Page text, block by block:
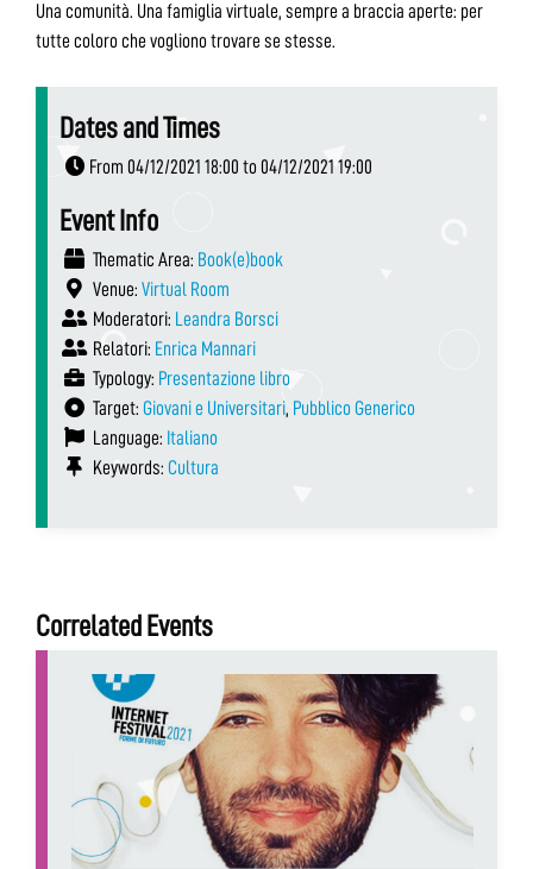
Una comunità. Una famiglia virtuale, sempre a braccia aperte: per
tutte coloro che vogliono trovare se stesse.
Dates and Times
From 04/12/2021 18:00 to 04/12/2021 19:00
Event Info
Thematic Area: Book(e)book
Venue: Virtual Room
Moderatori: Leandra Borsci
Relatori: Enrica Mannari
Typology: Presentazione libro
Target: Giovani e Universitari, Pubblico Generico
Language: Italiano
Keywords: Cultura
Correlated Events